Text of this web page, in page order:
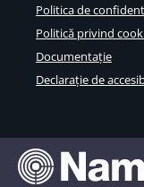
Politica de
Politică privind
Documentație
Declarație de